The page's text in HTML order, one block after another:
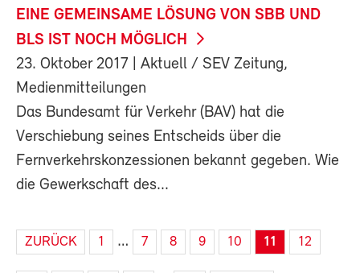
EINE GEMEINSAME LÖSUNG VON SBB UND
BLS IST NOCH MÖGLICH
23. Oktober 2017 | Aktuell / SEV Zeitung,
Medienmitteilungen
Das Bundesamt für Verkehr (BAV) hat die
Verschiebung seines Entscheids über die
Fernverkehrskonzessionen bekannt gegeben. Wie
die Gewerkschaft des...
ZURÜCK 1 … 7 8 9 10 11 12